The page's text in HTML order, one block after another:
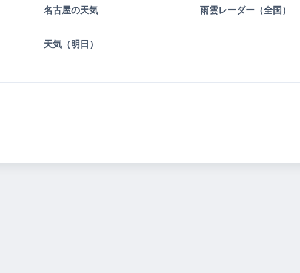
名古屋の天気 雨雲レーダー（全国）
天気（明日）